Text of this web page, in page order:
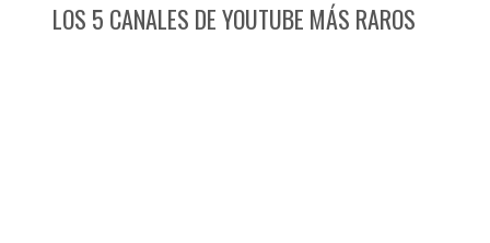
LOS 5 CANALES DE YOUTUBE MÁS RAROS